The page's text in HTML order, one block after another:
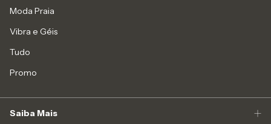
Moda Praia
Vibra e Géis
Tudo
Promo
Saiba Mais